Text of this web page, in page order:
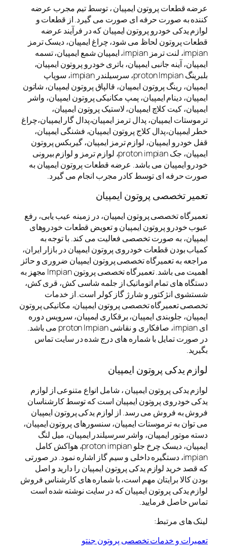
عرضه قطعات پروتون ایمپیان ، توسط تیم مجرب عرضه
کننده به صورت حرفه ای صورت می گیرد. از قطعات و
لوازم یدکی خودرو پروتون ایمپیان که در فرآیند عرضه
قطعات پروتون لحاظ می شود، چراغ ایمپیان، دیسک ترمز
impian، لنت ترمز impian، ایمپیان شمع ایمپیان، تسمه
ایمپیان، آینه جانبی ایمپیان، باتری خودرو پروتون ایمپیان،
بلبرینگ proton Impian، سرسیلندر impian، سوپاپ
ایمپیان، رینگ پروتون ایمپیان، قالپاق پروتون ایمپیان، شاتون
ایمپیان، دینام ایمپیان، پمپ مکانیکی پروتون ایمپیان، واشر
ایمپیان، کیت کلاچ ایمپیان، لاستیک پروتون ایمپیان،
ترموستات ایمپیان، پدال ترمز ایمپیان،پدال گار ایمپیان،چراغ
خطر ایمپیان،پدال کلاج پروتون ایمپیان، فشنگی ایمپیان،
قفل خودرو ایمپیان، لوازم ترمز ایمپیان، گیربکس پروتون
ایمپیان، جک proton impian، لوازم ترمز و لوازم بیرونی
خودرو ایمپیان می باشد. عرضه قطعات پروتون ایمپیان به
صورت حرفه ای توسط کادر مجرب انجام می گیرد.
تعمیر تخصصی پروتون ایمپیان
تعمیرگاه تخصصی پروتون ایمپیان، در زمینه عیب یابی، رفع
عیوب خودرو پروتون ایمپیان و تعویض قطعات خودروهای
ایمپیان، به صورت تخصصی فعالیت می کند. با توجه به
کمیاب بودن قطعات خودروی پروتون ایمپیان در بازار ایران،
مراجعه به تعمیرگاه تخصصی پروتون ایمپیان ضروری و حائز
اهمیت می باشد. تعمیرگاه تخصصی پروتون Impian مجهز به
دستگاه های تمام اتوماتیک از جلمه شاسی کش، قری کش،
شستشوی انژکتور و شارژ گاز کولر است. از خدمات
تخصصی تعمیرگاه تخصصی پروتون ایمپیان، مکانیکی پروتون
ایمپیان، جلوبندی ایمپیان، برقکاری ایمپیان، سرویس دوره
ای impian، صافکاری و نقاشی proton Impian می باشد.
در صورت تمایل با شماره های درج شده در سایت تماس
بگیرید.
لوازم یدکی پروتون ایمپیان
لوازم یدکی پروتون ایمپیان ، شامل انواع متنوعی از لوازم
یدکی خودروی پروتون ایمپیان است که توسط کارشناسان
فروش به فروش می رسد. از لوازم یدکی پروتون ایمپیان
می توان به ترموستات ایمپیان، سنسورهای پروتون ایمپیان،
دسته موتور ایمپیان، واشر سرسیلندر ایمپیان، میل لنگ
ایمپیان، دیسک چرخ جلو proton impian، هواکش کامل
impian، دستگیره داخلی و سیم گاز اشاره نمود. در صورتی
که قصد خرید لوازم یدکی پروتون ایمپیان را دارید و اصل
بودن کالا برایتان مهم است، با شماره های کارشناس فروش
لوازم یدکی پروتون ایمپیان که در سایت نوشته شده است
تماس حاصل فرمایید.
لینک های مرتبط:
تعمیرات و خدمات تخصصی پروتون جنتو